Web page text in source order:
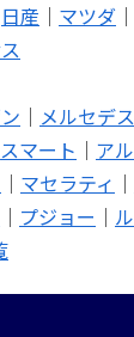
日産 ｜ マツダ ｜
｜ メルセデ
スマート ｜ ア
｜ マセラティ ｜
｜ プジョー ｜